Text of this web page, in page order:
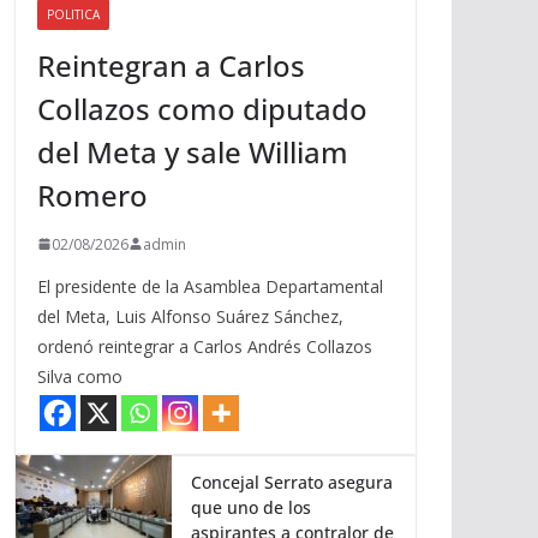
i
b
a
j
o
a
POLITICA
Reintegran a Carlos
Collazos como diputado
del Meta y sale William
Romero
02/08/2026 admin
El presidente de la Asamblea Departamental
del Meta, Luis Alfonso Suárez Sánchez,
ordenó reintegrar a Carlos Andrés Collazos
Silva como
Concejal Serrato asegura
que uno de los
aspirantes a contralor de